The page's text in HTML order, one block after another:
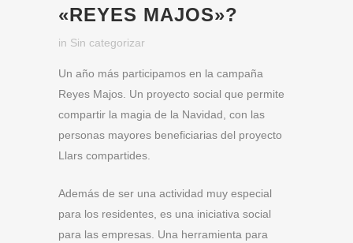
«REYES MAJOS»?
in Sin categorizar
Un año más participamos en la campaña
Reyes Majos. Un proyecto social que permite
compartir la magia de la Navidad, con las
personas mayores beneficiarias del proyecto
Llars compartides.
Además de ser una actividad muy especial
para los residentes, es una iniciativa social
para las empresas. Una herramienta para